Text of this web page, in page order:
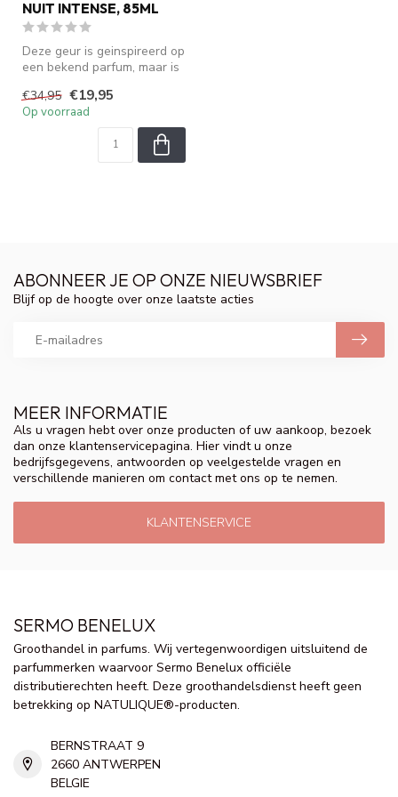
NUIT INTENSE, 85ML
Deze geur is geinspireerd op
een bekend parfum, maar is
€34,95 €19,95
Op voorraad
MEER INFORMATIE
Als u vragen hebt over onze producten of uw aankoop, bezoek
dan onze klantenservicepagina. Hier vindt u onze
bedrijfsgegevens, antwoorden op veelgestelde vragen en
verschillende manieren om contact met ons op te nemen.
KLANTENSERVICE
ABONNEER JE OP ONZE NIEUWSBRIEF
Blijf op de hoogte over onze laatste acties
SERMO BENELUX
Groothandel in parfums. Wij vertegenwoordigen uitsluitend de
parfummerken waarvoor Sermo Benelux officiële
distributierechten heeft. Deze groothandelsdienst heeft geen
betrekking op NATULIQUE®-producten.
BERNSTRAAT 9
2660 ANTWERPEN
BELGIE